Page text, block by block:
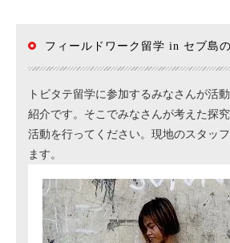
フィールドワーク留学 in セブ島
トビタテ留学に参加するみなさんが活
紹介です。そこでみなさんが考えた探
活動を行ってください。現地のスタッ
ます。